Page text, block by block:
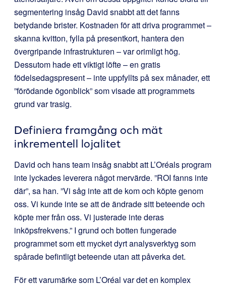
segmentering insåg David snabbt att det fanns
betydande brister. Kostnaden för att driva programmet –
skanna kvitton, fylla på presentkort, hantera den
övergripande infrastrukturen – var orimligt hög.
Dessutom hade ett viktigt löfte – en gratis
födelsedagspresent – inte uppfyllts på sex månader, ett
”förödande ögonblick” som visade att programmets
grund var trasig.
Definiera framgång och mät
inkrementell lojalitet
David och hans team insåg snabbt att L’Oréals program
inte lyckades leverera något mervärde. ”ROI fanns inte
där”, sa han. ”Vi såg inte att de kom och köpte genom
oss. Vi kunde inte se att de ändrade sitt beteende och
köpte mer från oss. Vi justerade inte deras
inköpsfrekvens.” I grund och botten fungerade
programmet som ett mycket dyrt analysverktyg som
spårade befintligt beteende utan att påverka det.
För ett varumärke som L’Oréal var det en komplex